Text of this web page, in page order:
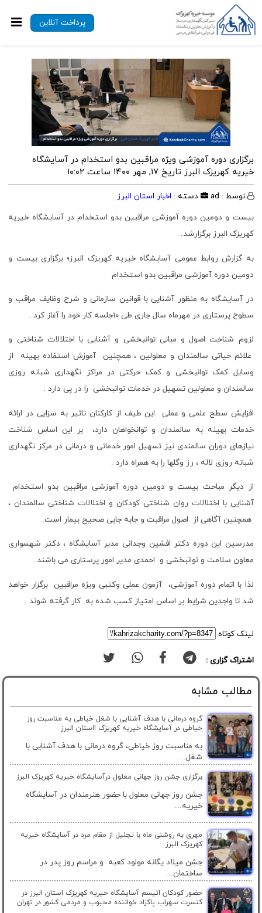
پرداخت آنلاین
برگزاری دوره آموزشی ویژه مراقبین بدو استخدام در آسایشگاه
خیریه کهریزک البرزتاریخ ۱۷, مهر ۱۴۰۰ ساعت ۱۰:۰۲
توسط : ad دسته : اخبار استان البرز
بیست و دومین دوره آموزشی مراقبین بدو استخدام در آسایشگاه خیریه
کهریزک البرز برگزارشد.
به گزارش روابط عمومی آسایشگاه خیریه کهریزک البرز؛ برگزاری بیست و
دومین دوره آموزشی مراقبین بدو استخدام
در آسایشگاه به منظور آشنایی با قوانین سازمانی و شرح وظایف مراقب و
سطوح پرستاری در مهرماه سال جاری طی 10جلسه کار خود را آغاز کرد .
لزوم شناخت اصول و مبانی توانبخشی و آشنایی با اختلالات شناختی و
علائم حیاتی سالمندان و معلولین ، همچنین آموزش استفاده بهینه از
وسایل کمک توانبخشی و کمک حرکتی در مراکز نگهداری شبانه روزی
سالمندان و معلولین تسهیل در خدمات توانبخشی را در پی دارد .
افزایش سطح علمی و عملی این طیف از کارکنان تاثیر به سزایی در ارائه
خدمات بهینه به سالمندان و توانخواهان دارد، بر این اساس شناخت
نیازهای دوران سالمندی نیز تسهیل امور خدماتی و درمانی در مرکز نگهداری
شبانه روزی لاله ، رز وگلها را به همراه دارد .
از دیگر مباحث بیست و دومین دوره آموزشی مراقبین بدو استخدام
آشنایی با اختلالات روان شناختی کودکان و اختلالات شناختی سالمندان ،
همچنین آگاهی از اصول مراقبت و جابه جایی صحیح بیمار است.
مدرسین این دوره دکتر افشین وجدانی مدیر آسایشگاه ، دکتر شهسواری
معاون سلامت و توانبخشی و احمدی مدیر امور پرستاری می باشند .
لذا با اتمام دوره آموزشی، آزمون عملی وکتبی ویژه مراقبین برگزار خواهد
شد تا واجدین شرایط بر اساس امتیاز کسب شده به کار گرفته شوند .
لینک کوتاه
اشتراک گزاری :
مطالب مشابه
گروه درمانی با هدف آشنایی با شغل خیاطی به مناسبت روز
خیاطی در آسایشگاه خیریه کهریزک ااستان البرز
به مناسبت روز خیاطی، گروه درمانی با هدف آشنایی با
شغل...
برگزاری جشن روز جهانی معلول درآسایشگاه خیریه کهریزک البرز
جشن روز جهانی معلول با حضور هنرمندان در آسایشگاه
خیریه...
مهری به روشنی ماه با تجلیل از مقام مرد در آسایشگاه خیریه
کهریزک البرز
جشن میلاد یگانه مولود کعبه و مراسم روز پدر در
ساختمان...
حضور کودکان اتیسم آسایشگاه خیریه کهریزک استان البرز در
کنسرت سهراب پاکزاد خواننده محبوب و مردمی کشور در تهران